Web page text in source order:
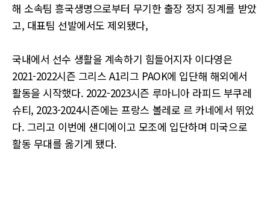
해 소속팀 흥국생명으로부터 무기한 출장 정지 징계를 받았
고, 대표팀 선발에서도 제외됐다,
국내에서 선수 생활을 계속하기 힘들어지자 이다영은
2021-2022시즌 그리스 A1리그 PAOK에 입단해 해외에서
활동을 시작했다. 2022-2023시즌 루마니아 라피드 부쿠레
슈티, 2023-2024시즌에는 프랑스 볼레로 르 카네에서 뛰었
다. 그리고 이번에 샌디에이고 모조에 입단하며 미국으로
활동 무대를 옮기게 됐다.